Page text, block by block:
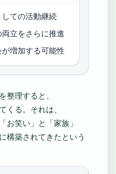
ての活動継続
立をさらに推進
増加する可能性
整理すると、
くる。それは、
お笑い」と「家族」
構築されてきたという